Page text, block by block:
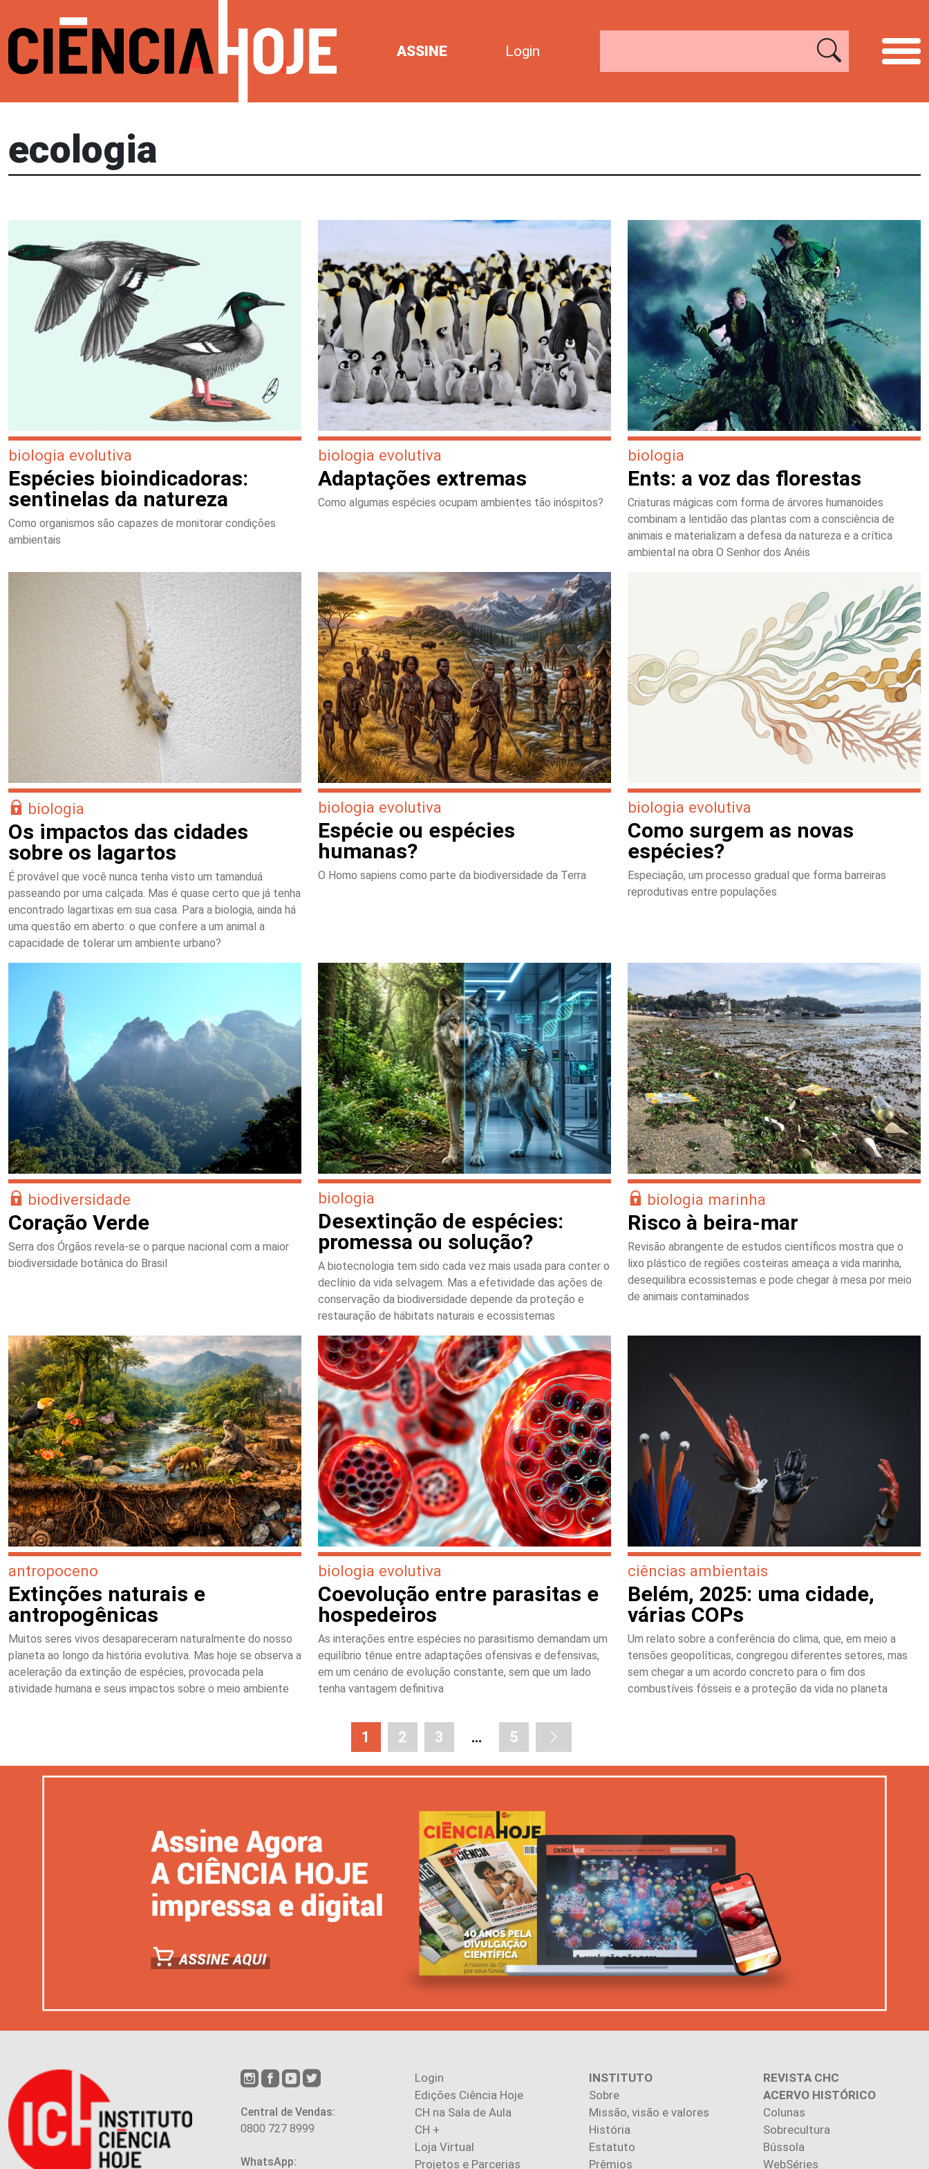
ASSINE Login
ecologia
biologia evolutiva
Espécies bioindicadoras:
sentinelas da natureza
Como organismos são capazes de monitorar condições
ambientais
biologia evolutiva
Adaptações extremas
Como algumas espécies ocupam ambientes tão inóspitos?
biologia
Ents: a voz das florestas
Criaturas mágicas com forma de árvores humanoides
combinam a lentidão das plantas com a consciência de
animais e materializam a defesa da natureza e a crítica
ambiental na obra O Senhor dos Anéis
biologia
Os impactos das cidades
sobre os lagartos
É provável que você nunca tenha visto um tamanduá
passeando por uma calçada. Mas é quase certo que já tenha
encontrado lagartixas em sua casa. Para a biologia, ainda há
uma questão em aberto: o que confere a um animal a
capacidade de tolerar um ambiente urbano?
biologia evolutiva
Espécie ou espécies
humanas?
O Homo sapiens como parte da biodiversidade da Terra
biologia evolutiva
Como surgem as novas
espécies?
Especiação, um processo gradual que forma barreiras
reprodutivas entre populações
biodiversidade
Coração Verde
Serra dos Órgãos revela-se o parque nacional com a maior
biodiversidade botânica do Brasil
biologia
Desextinção de espécies:
promessa ou solução?
A biotecnologia tem sido cada vez mais usada para conter o
declínio da vida selvagem. Mas a efetividade das ações de
conservação da biodiversidade depende da proteção e
restauração de hábitats naturais e ecossistemas
biologia marinha
Risco à beira-mar
Revisão abrangente de estudos científicos mostra que o
lixo plástico de regiões costeiras ameaça a vida marinha,
desequilibra ecossistemas e pode chegar à mesa por meio
de animais contaminados
antropoceno
Extinções naturais e
antropogênicas
Muitos seres vivos desapareceram naturalmente do nosso
planeta ao longo da história evolutiva. Mas hoje se observa a
aceleração da extinção de espécies, provocada pela
atividade humana e seus impactos sobre o meio ambiente
biologia evolutiva
Coevolução entre parasitas e
hospedeiros
As interações entre espécies no parasitismo demandam um
equilíbrio tênue entre adaptações ofensivas e defensivas,
em um cenário de evolução constante, sem que um lado
tenha vantagem definitiva
ciências ambientais
Belém, 2025: uma cidade,
várias COPs
Um relato sobre a conferência do clima, que, em meio a
tensões geopolíticas, congregou diferentes setores, mas
sem chegar a um acordo concreto para o fim dos
combustíveis fósseis e a proteção da vida no planeta
1 2 3 … 5
Central de Vendas:
0800 727 8999
WhatsApp:
Login
Edições Ciência Hoje
CH na Sala de Aula
CH +
Loja Virtual
Projetos e Parcerias
INSTITUTO
Sobre
Missão, visão e valores
História
Estatuto
Prêmios
REVISTA CHC
ACERVO HISTÓRICO
Colunas
Sobrecultura
Bússola
WebSéries